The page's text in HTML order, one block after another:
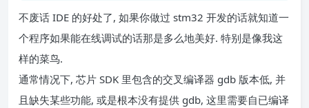
不废话 IDE 的好处了, 如果你做过 stm32 开发的话就知道一
个程序如果能在线调试的话那是多么地美好. 特别是像我这
样的菜鸟.
通常情况下, 芯片 SDK 里包含的交叉编译器 gdb 版本低, 并
且缺失某些功能, 或是根本没有提供 gdb, 这里需要自已编译